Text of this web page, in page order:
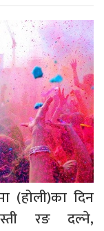
(होली)का दिन
रङ दल्ने,